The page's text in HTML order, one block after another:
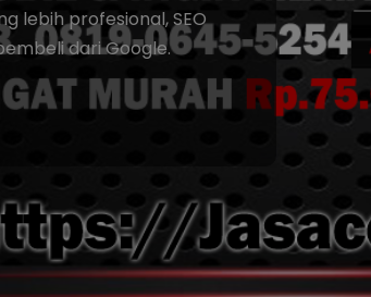
lebih profesional, SEO
dari Google.